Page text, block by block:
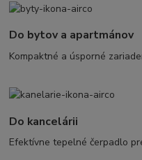
Do bytov a apartmánov
Kompaktné a úsporné
Do kancelárii
Efektívne tepelné čerpadlo